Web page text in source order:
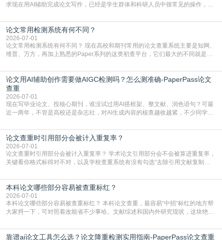
求现在用AI辅助完成论文写作，已经是学生群体和科研人员中很常见的操作，不
但很多人忽略了，AI生成的内容天生带有重复风险——训练AI的数据集本身就包
含大量已公开的学术内容、网络原创内容，AI输出内容时很容易无意识拼接出重
复片
论文常用检测系统有何不同？
2026-07-01
论文常用检测系统有何不同？ 现在高校和期刊常用的论文查重系统主要是知网、
维普、万方，再加上熟悉的Paper系列的这类初查平台，它们最大的不同就是数
查数值误导。知网（CNKI）是学校定稿检测的绝对主流。本科用PMLC，含大学
生联合比对库，能比历届学长论文，硕博用VIP/TMLC，含学术论文联合比对
库，期刊投稿用AMLMC/SML
论文用AI辅助创作需要做AIGC检测吗？怎么测准确-PaperPass论文
查重
2026-07-01
现在写毕业论文、投核心期刊，谁没试过用AI搭框架、整文献、润色语句？可最
近一两年，不管是高校还是杂志社，对AI生成内容的核查越收越紧，不少同学投
真的太亏。提前做AIGC检测，已经成了很多过来人交稿前必做的一步。为什么
AIGC检测成了论文答辩投稿前的必备项？可能还有不少人觉得，我就用AI搭了个
框架，内容都是自己写的，至于做AIG
论文查重时引用部分会被计入重复率？
2026-07-01
论文查重时引用部分会被计入重复率？ 学术论文引用部分会不会被算进重复率，
关键看你格式标得对不对，以及学校查重系统有没有勾选“去除引用文献复制
独占一行，每条文献用[1][2]方括号编号、与正文一一对应，著录项符合GB/T
7714（作者、题名、刊名、年、卷期、页码齐全，标点用半角）；查重系统识别
成功后通常把这段标为引用，
本科论文哪些部分容易被查重标红？
2026-07-01
本科论文哪些部分容易被查重标红？ 本科论文查重，最容易“中招“标红的地方帮
大家捋一下，可对照着改能省不少事哈。文献综述和国内外研究现状，这块绝对
乎一模一样的话，你要是直接复制百度百科、教材或别人写好的综述段落，系统
一抓一个准，整段飘红。研究背景、意义和方法描述也是不可避免，比如“本文采
靠谱ai论文工具怎么选？论文降重检测实用指南-PaperPass论文查重